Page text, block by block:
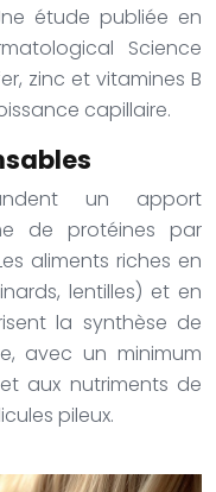
étude publiée en
Science
zinc et vitamines B
capillaire.
un apport
de protéines par
aliments riches en
lentilles) et en
la synthèse de
avec un minimum
aux nutriments de
pileux.